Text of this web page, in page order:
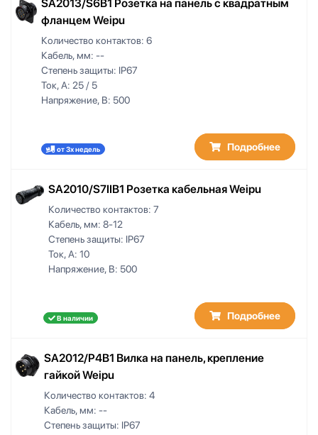
SA2013/S6B1 Розетка на панель с квадратным
фланцем Weipu
Количество контактов:6
Кабель, мм:--
Степень защиты: IP67
Ток, А:25 / 5
Напряжение, В: 500
от 3х недель Подробнее
SA2010/S7IIB1 Розетка кабельная Weipu
Количество контактов: 7
Кабель, мм: 8-12
Степень защиты: IP67
Ток, А: 10
Напряжение, В: 500
В наличии Подробнее
SA2012/P4B1 Вилка на панель, крепление
гайкой Weipu
Количество контактов:4
Кабель, мм:--
Степень защиты: IP67